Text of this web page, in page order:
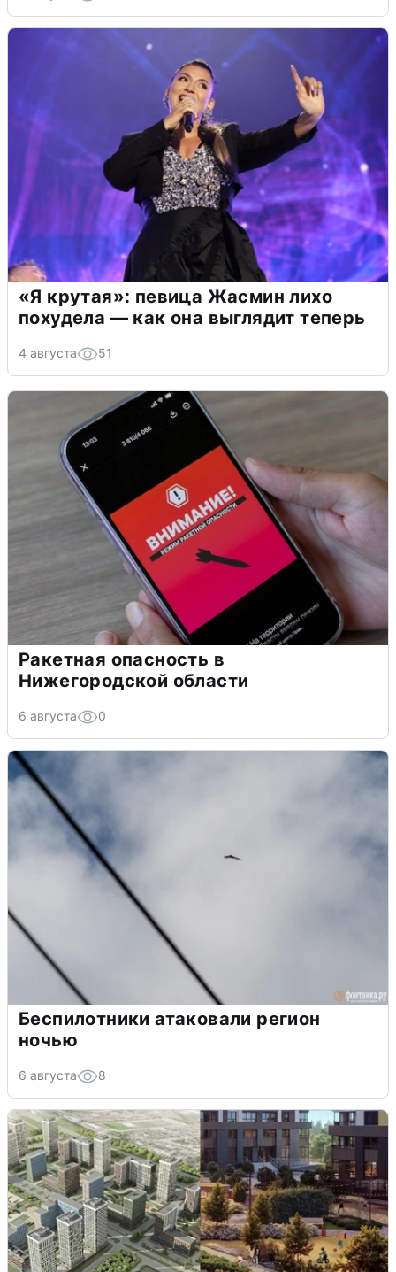
«Я крутая»: певица Жасмин лихо
похудела — как она выглядит теперь
4 августа 51
Ракетная опасность в
Нижегородской области
6 августа 0
Беспилотники атаковали регион
ночью
6 августа 8